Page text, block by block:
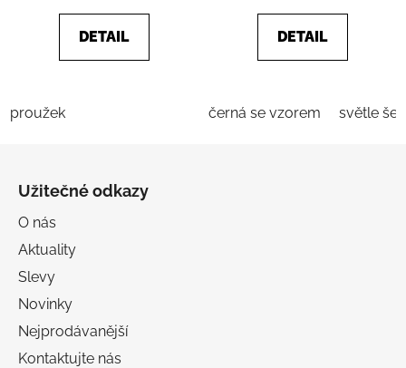
5
DETAIL
proužek
DETAIL
černá se vzorem světle
Užitečné odkazy
O nás
Aktuality
Slevy
Novinky
Nejprodávanější
Kontaktujte nás